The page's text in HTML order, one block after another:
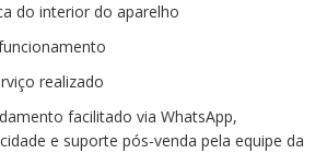
do interior do aparelho
realizado
facilitado via WhatsApp,
e suporte pós-venda pela equipe da